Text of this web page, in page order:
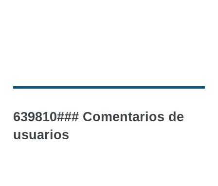
639810### Comentarios de
usuarios